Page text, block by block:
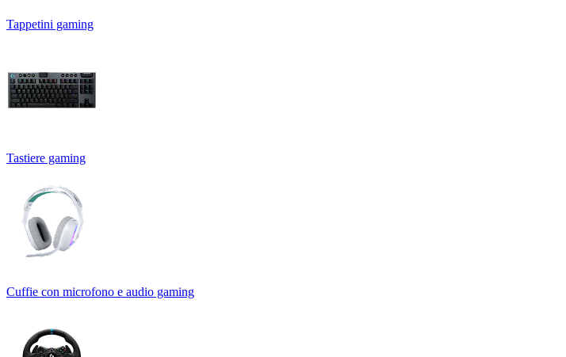
Tappetini gaming
Tastiere gaming
Cuffie con microfono e audio gaming